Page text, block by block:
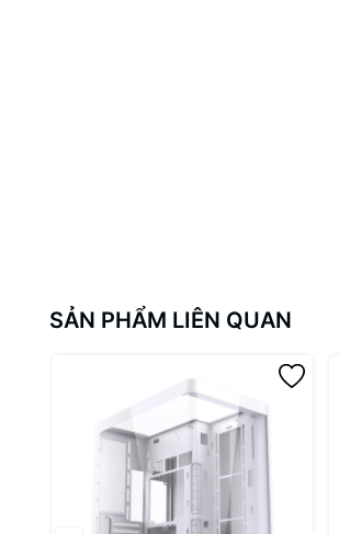
SẢN PHẨM LIÊN QUAN